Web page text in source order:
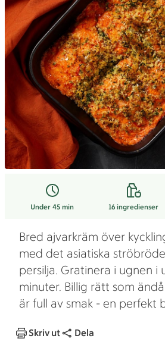
Under 45 min 16 ingredienser
Bred ajvarkräm över
med det asiatiska
persilja. Gratinera i ugnen i
minuter. Billig rätt som
är full av smak - en perfekt
Skriv ut Dela